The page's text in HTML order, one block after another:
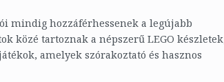
mindig hozzáférhessenek a legújabb
közé tartoznak a népszerű LEGO
amelyek szórakoztató és hasznos